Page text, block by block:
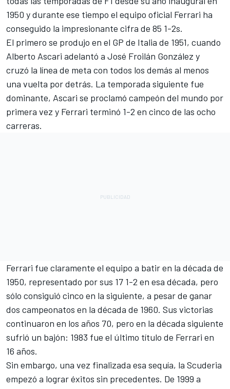
1950 y durante ese tiempo el equipo oficial Ferrari ha
conseguido la impresionante cifra de 85 1-2s.
El primero se produjo en el GP de Italia de 1951, cuando
Alberto Ascari adelantó a José Froilán González y
cruzó la línea de meta con todos los demás al menos
una vuelta por detrás. La temporada siguiente fue
dominante, Ascari se proclamó campeón del mundo por
primera vez y Ferrari terminó 1-2 en cinco de las ocho
carreras.
Ferrari fue claramente el equipo a batir en la década de
1950, representado por sus 17 1-2 en esa década, pero
sólo consiguió cinco en la siguiente, a pesar de ganar
dos campeonatos en la década de 1960. Sus victorias
continuaron en los años 70, pero en la década siguiente
sufrió un bajón: 1983 fue el último título de Ferrari en
16 años.
Sin embargo, una vez finalizada esa sequía, la Scuderia
empezó a lograr éxitos sin precedentes. De 1999 a